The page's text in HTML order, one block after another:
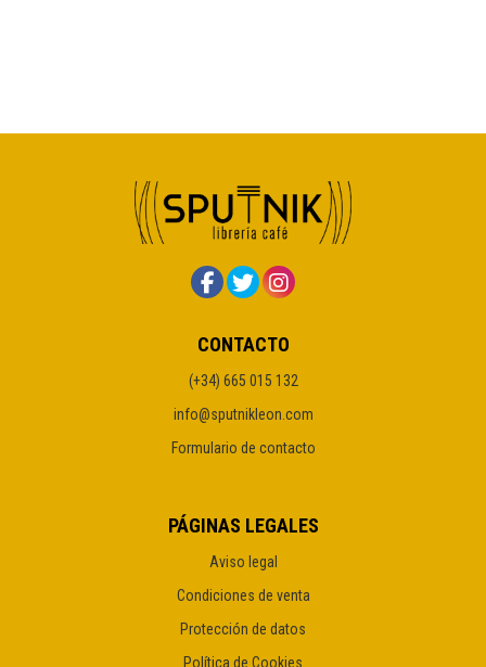
CONTACTO
(+34) 665 015 132
info@sputnikleon.com
Formulario de contacto
PÁGINAS LEGALES
Aviso legal
Condiciones de venta
Protección de datos
Política de Cookies